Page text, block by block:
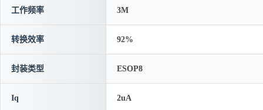
工作频率 3M
转换效率 92%
封装类型 ESOP8
Iq 2uA